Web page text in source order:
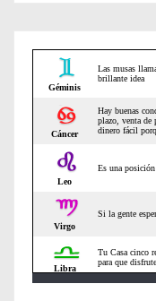
n
s